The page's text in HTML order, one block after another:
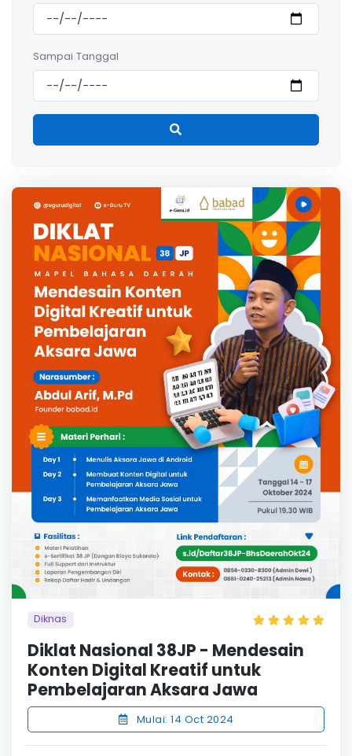
Sampai Tanggal
Diknas
Diklat Nasional 38JP - Mendesain
Konten Digital Kreatif untuk
Pembelajaran Aksara Jawa
Mulai: 14 Oct 2024